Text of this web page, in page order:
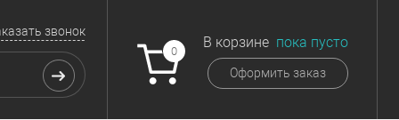
звонок
0
В корзине пока пусто
Оформить заказ